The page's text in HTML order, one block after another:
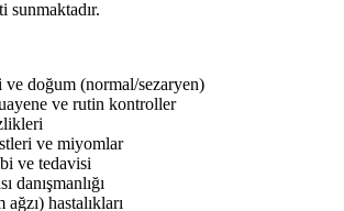
sunmaktadır.
doğum (normal/sezaryen)
ve rutin kontroller
ve miyomlar
ve tedavisi
danışmanlığı
hastalıkları